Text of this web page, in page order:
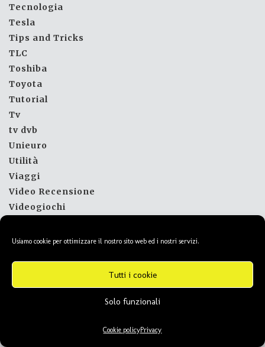
Usiamo cookie per ottimizzare il nostro sito web ed i nostri servizi.
Tutti i cookie
Solo funzionali
Cookie policyPrivacy
Tecnologia
Tesla
Tips and Tricks
TLC
Toshiba
Toyota
Tutorial
Tv
tv dvb
Unieuro
Utilità
Viaggi
Video Recensione
Videogiochi
vivo
Volvo